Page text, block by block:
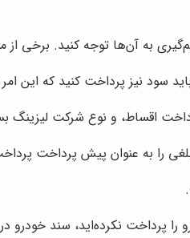
سود نیز پرداخت کنید که این
اقساط، و نوع شرکت لیزینگ
را به عنوان پیش پرداخت
را پرداخت نکرده‌اید، سند